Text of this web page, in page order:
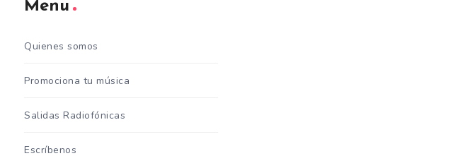
Menu
Quienes somos
Promociona tu música
Salidas Radiofónicas
Escríbenos